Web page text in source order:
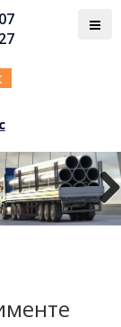
Next